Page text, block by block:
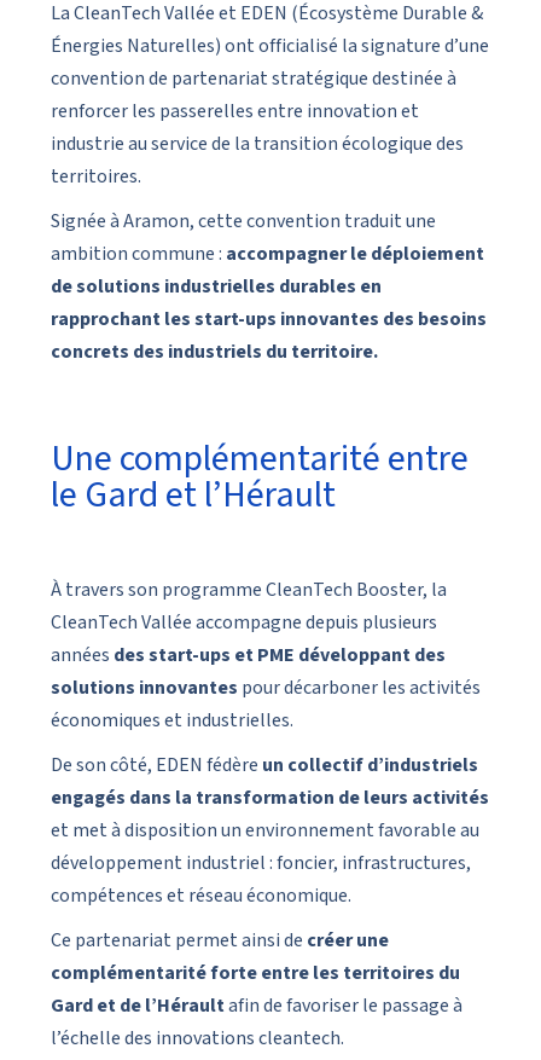
La CleanTech Vallée etEDEN (Écosystème Durable &
Énergies Naturelles) ont officialisé la signature d’une
convention de partenariat stratégique destinée à
renforcer les passerelles entre innovation et
industrie au service de la transition écologique des
territoires.
Signée à Aramon, cette convention traduit une
ambition commune : accompagner le déploiement
de solutions industrielles durables en
rapprochant les start-ups innovantes des besoins
concrets des industriels du territoire.
Une complémentarité entre
le Gard et l’Hérault
À travers son programme CleanTech Booster, la
CleanTech Vallée accompagne depuis plusieurs
années des start-ups et PME développant des
solutions innovantes pour décarboner les activités
économiques et industrielles.
De son côté, EDEN fédère un collectif d’industriels
engagés dans la transformation de leurs activités
et met à disposition un environnement favorable au
développement industriel : foncier, infrastructures,
compétences et réseau économique.
Ce partenariat permet ainsi de créer une
complémentarité forte entre les territoires du
Gard et de l’Héraultafin de favoriser le passage à
l’échelle des innovations cleantech.